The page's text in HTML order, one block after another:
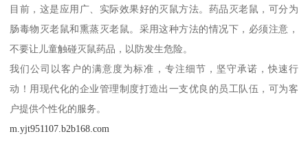
目前，这是应用广、实际效果好的灭鼠方法。药品灭老鼠，可分为
肠毒物灭老鼠和熏蒸灭老鼠。采用这种方法的情况下，必须注意，
不要让儿童触碰灭鼠药品，以防发生危险。
我们公司以客户的满意度为标准，专注细节，坚守承诺，快速行
动！用现代化的企业管理制度打造出一支优良的员工队伍，可为客
户提供个性化的服务。
m.yjt951107.b2b168.com